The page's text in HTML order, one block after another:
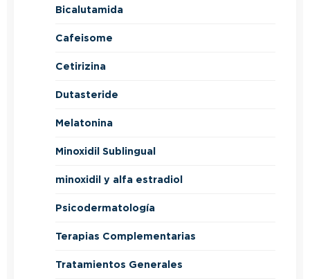
Bicalutamida
Cafeisome
Cetirizina
Dutasteride
Melatonina
Minoxidil Sublingual
minoxidil y alfa estradiol
Psicodermatología
Terapias Complementarias
Tratamientos Generales